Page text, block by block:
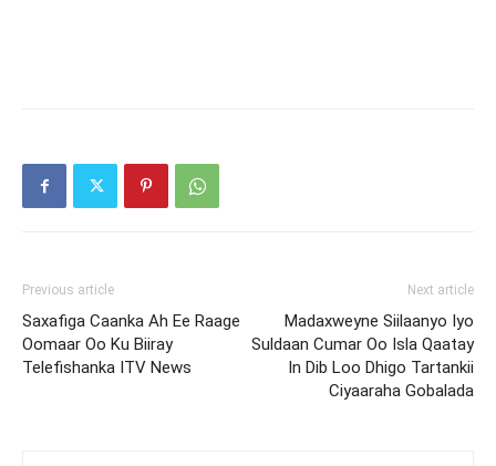
Previous article
Saxafiga Caanka Ah Ee Raage
Oomaar Oo Ku Biiray
Telefishanka ITV News
Next article
Madaxweyne Siilaanyo Iyo
Suldaan Cumar Oo Isla Qaatay
In Dib Loo Dhigo Tartankii
Ciyaaraha Gobalada